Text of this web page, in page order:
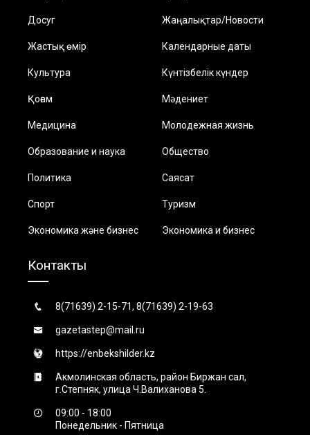
Досуг Жаңалықтар/Новости
Жастық өмір Календарные даты
Культура Күнтізбелік күндер
Қоғам Мәдениет
Медицина Молодежная жизнь
Образование и наука Общество
Политика Саясат
Спорт Туризм
Экономика және бизнес Экономика и бизнес
Контакты
8(71639) 2-15-71, 8(71639) 2-19-63
gazetastep@mail.ru
https://enbekshilder.kz
Акмолинская область, район Биржан сал,
г.Степняк, улица Ч.Валиханова 5.
09:00 - 18:00
Понедельник - Пятница